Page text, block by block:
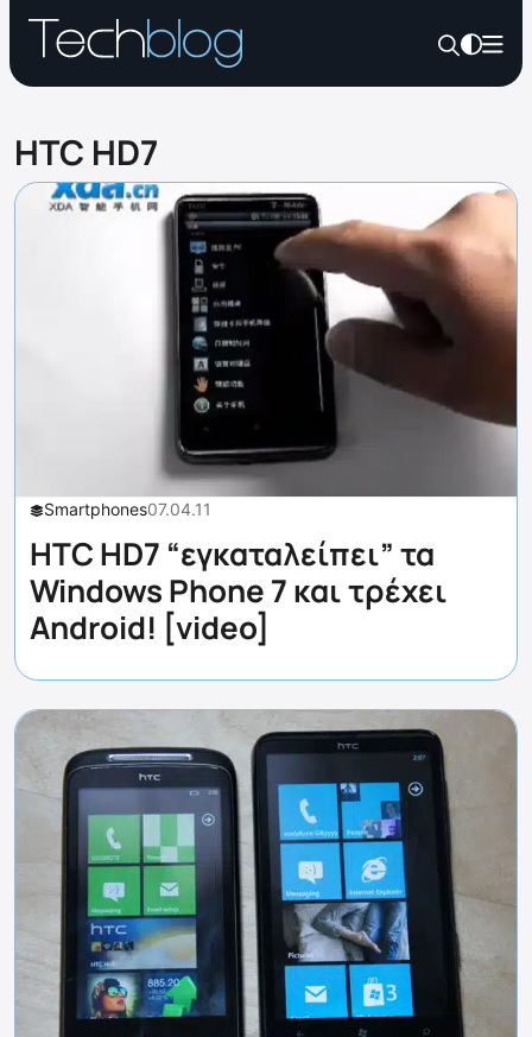
HTC HD7
Smartphones07.04.11
HTC HD7 “εγκαταλείπει” τα
Windows Phone 7 και τρέχει
Android! [video]